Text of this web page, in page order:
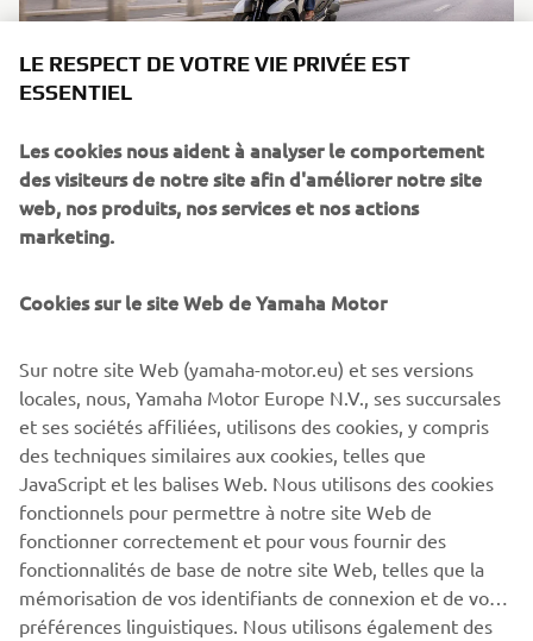
11 Mars 2026
Nouveau Yamaha Tricity 300
Réputé pour sa stabilité et sa fiabilité, le Tricity 300 est
de ce modèle haut de gamme dédié à la mobilité urbaine
reconnaissant les qualités exceptionnelles qui en font l'un
des moyens les plus agréables et les plus efficaces pour se
déplacer en ville.
En savoir plus
LE RESPECT DE VOTRE VIE PRIVÉE EST
ESSENTIEL
Les cookies nous aident à analyser le comportement
des visiteurs de notre site afin d'améliorer notre site
web, nos produits, nos services et nos actions
marketing.
Cookies sur le site Web de Yamaha Motor
Sur notre site Web (yamaha-motor.eu) et ses versions
locales, nous, Yamaha Motor Europe N.V., ses succursales
et ses sociétés affiliées, utilisons des cookies, y compris
des techniques similaires aux cookies, telles que
JavaScript et les balises Web. Nous utilisons des cookies
fonctionnels pour permettre à notre site Web de
fonctionner correctement et pour vous fournir des
fonctionnalités de base de notre site Web, telles que la
mémorisation de vos identifiants de connexion et de vos
préférences linguistiques. Nous utilisons également des